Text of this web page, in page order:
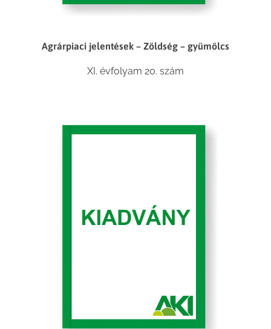
Agrárpiaci jelentések – Zöldség – gyümölcs
XI. évfolyam 20. szám